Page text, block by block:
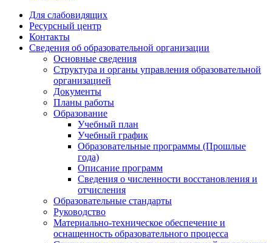
Для слабовидящих
Ресурсный центр
Контакты
Сведения об образовательной организации
Основные сведения
Структура и органы управления образовательной
организацией
Документы
Планы работы
Образование
Учебный план
Учебный график
Образовательные программы (Прошлые
года)
Описание программ
Сведения о численности восстановления и
отчисления
Образовательные стандарты
Руководство
Материально-техническое обеспечение и
оснащенность образовательного процесса